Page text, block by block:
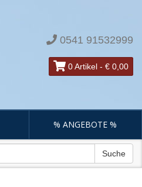
0541 91532999
0 Artikel - € 0,00
% ANGEBOTE %
Suche